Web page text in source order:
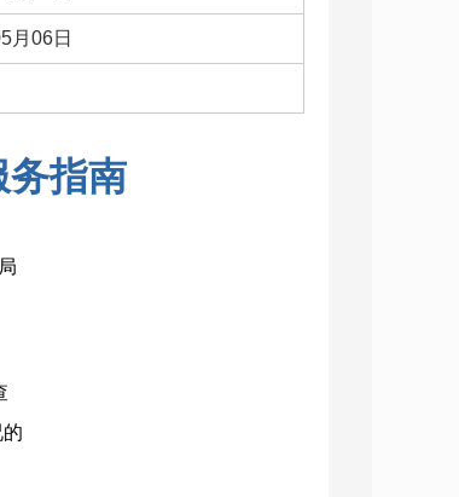
月06日
务指南